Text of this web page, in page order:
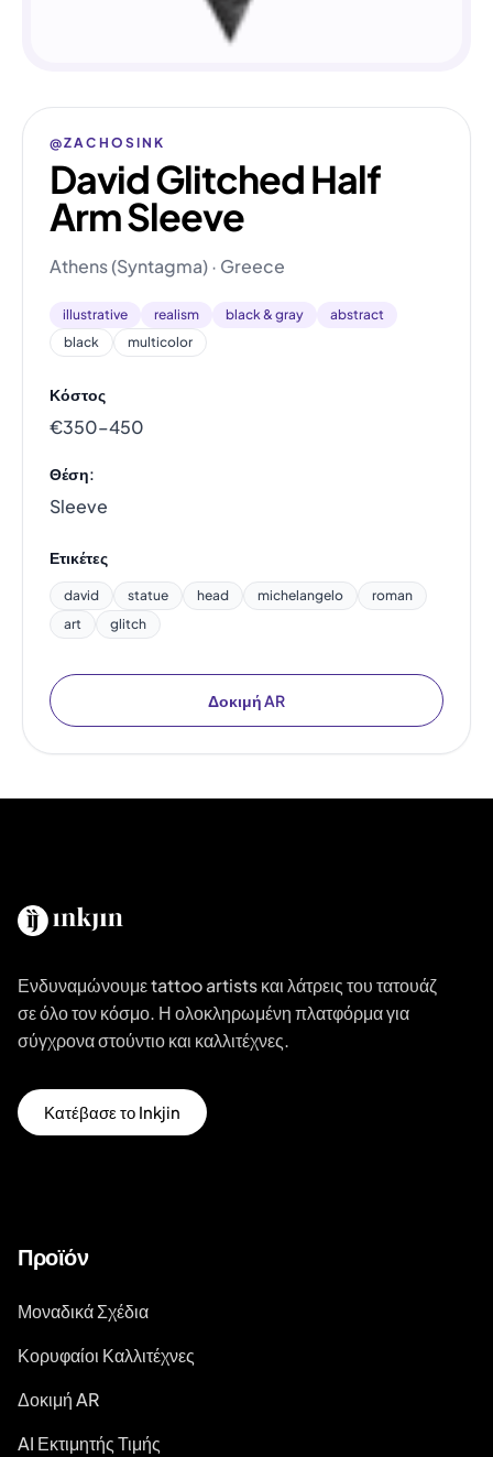
@ZACHOSINK
David Glitched Half
Arm Sleeve
Athens (Syntagma) · Greece
illustrative realism black & gray
abstract
black
multicolor
Κόστος
€350–450
Θέση:
Sleeve
Ετικέτες
david statue head michelangelo
roman
art
glitch
Δοκιμή AR
Ενδυναμώνουμε tattoo artists και λάτρεις του τατουάζ
σε όλο τον κόσμο. Η ολοκληρωμένη πλατφόρμα για
σύγχρονα στούντιο και καλλιτέχνες.
Κατέβασε το Inkjin
Προϊόν
Μοναδικά Σχέδια
Κορυφαίοι Καλλιτέχνες
Δοκιμή AR
AI Εκτιμητής Τιμής